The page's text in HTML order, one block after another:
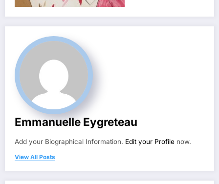
Emmanuelle Eygreteau
Add your Biographical Information. Edit your Profile now.
View All Posts